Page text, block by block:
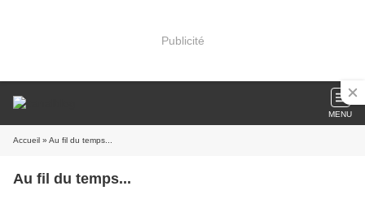
Publicité
MENU
Accueil » Au fil du temps...
Au fil du temps...